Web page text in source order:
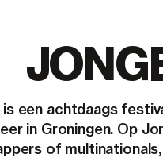
een achtdaags
in Groningen. Op
of